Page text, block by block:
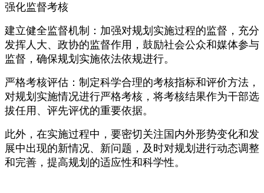
强化监督考核
建立健全监督机制：加强对规划实施过程的监督，充分
发挥人大、政协的监督作用，鼓励社会公众和媒体参与
监督，确保规划实施依法依规进行。
严格考核评估：制定科学合理的考核指标和评价方法，
对规划实施情况进行严格考核，将考核结果作为干部选
拔任用、评先评优的重要依据。
此外，在实施过程中，要密切关注国内外形势变化和发
展中出现的新情况、新问题，及时对规划进行动态调整
和完善，提高规划的适应性和科学性。